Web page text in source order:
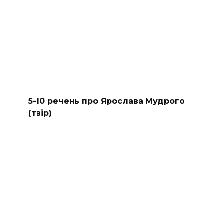
5-10 речень про Ярослава Мудрого
(твір)